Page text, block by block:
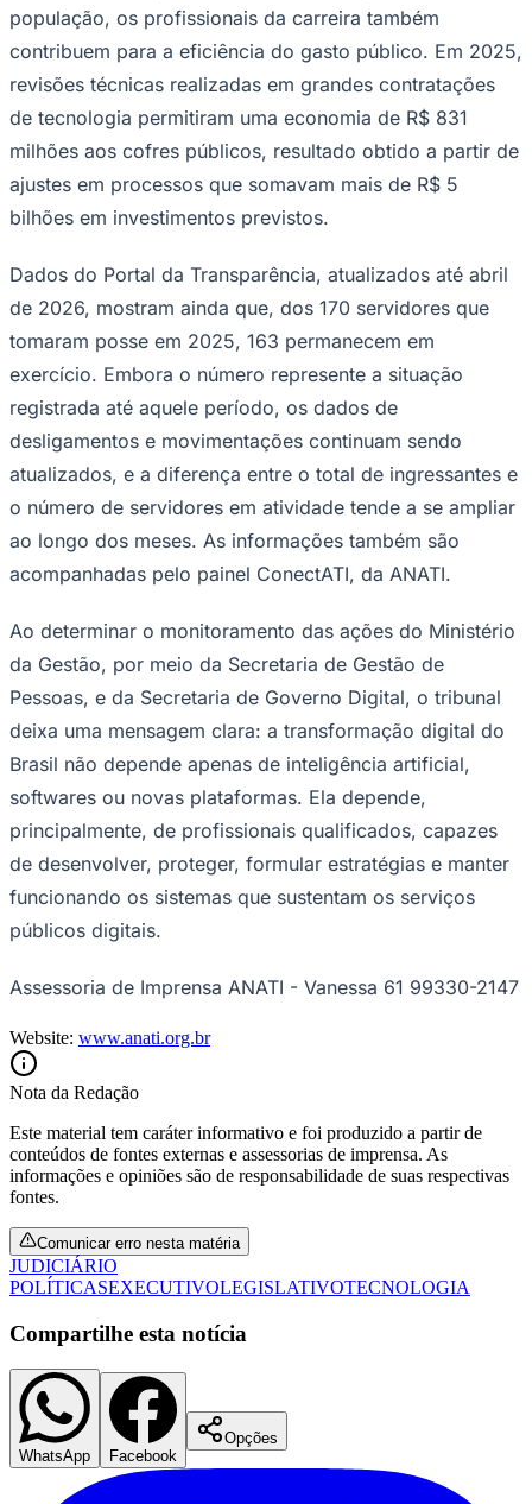
Vasco
população, os profissionais da carreira também
contribuem para a eficiência do gasto público. Em 2025,
revisões técnicas realizadas em grandes contratações
de tecnologia permitiram uma economia de R$ 831
milhões aos cofres públicos, resultado obtido a partir de
ajustes em processos que somavam mais de R$ 5
bilhões em investimentos previstos.
Dados do Portal da Transparência, atualizados até abril
de 2026, mostram ainda que, dos 170 servidores que
tomaram posse em 2025, 163 permanecem em
exercício. Embora o número represente a situação
registrada até aquele período, os dados de
desligamentos e movimentações continuam sendo
atualizados, e a diferença entre o total de ingressantes e
o número de servidores em atividade tende a se ampliar
ao longo dos meses. As informações também são
acompanhadas pelo painel ConectATI, da ANATI.
Ao determinar o monitoramento das ações do Ministério
da Gestão, por meio da Secretaria de Gestão de
Pessoas, e da Secretaria de Governo Digital, o tribunal
deixa uma mensagem clara: a transformação digital do
Brasil não depende apenas de inteligência artificial,
softwares ou novas plataformas. Ela depende,
principalmente, de profissionais qualificados, capazes
de desenvolver, proteger, formular estratégias e manter
funcionando os sistemas que sustentam os serviços
públicos digitais.
Assessoria de Imprensa ANATI - Vanessa 61 99330-2147
Website: www.anati.org.br
Nota da Redação
Este material tem caráter informativo e foi produzido a partir de
conteúdos de fontes externas e assessorias de imprensa. As
informações e opiniões são de responsabilidade de suas respectivas
fontes.
Comunicar erro nesta matéria
JUDICIÁRIO
POLÍTICASEXECUTIVOLEGISLATIVOTECNOLOGIA
Compartilhe esta notícia
WhatsApp Facebook
Opções